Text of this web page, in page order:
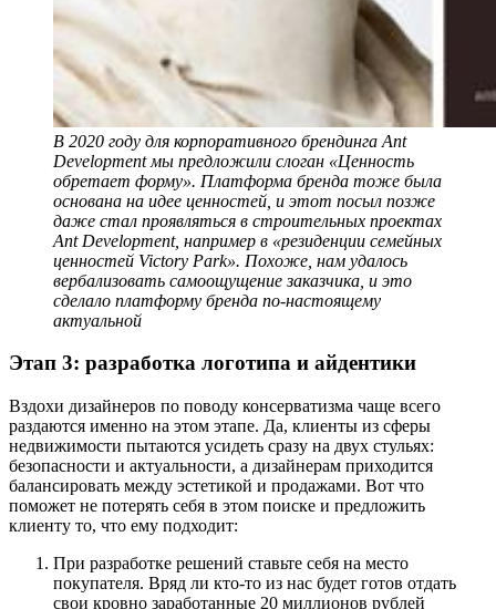
В 2020 году для корпоративного брендинга Ant
Development мы предложили слоган «Ценность
обретает форму». Платформа бренда тоже была
основана на идее ценностей, и этот посыл позже
даже стал проявляться в строительных проектах
Ant Development, например в «резиденции семейных
ценностей Victory Park». Похоже, нам удалось
вербализовать самоощущение заказчика, и это
сделало платформу бренда по-настоящему
актуальной
Этап 3: разработка логотипа и айдентики
Вздохи дизайнеров по поводу консерватизма чаще всего
раздаются именно на этом этапе. Да, клиенты из сферы
недвижимости пытаются усидеть сразу на двух стульях:
безопасности и актуальности, а дизайнерам приходится
балансировать между эстетикой и продажами. Вот что
поможет не потерять себя в этом поиске и предложить
клиенту то, что ему подходит:
При разработке решений ставьте себя на место
покупателя. Вряд ли кто-то из нас будет готов отдать
свои кровно заработанные 20 миллионов рублей